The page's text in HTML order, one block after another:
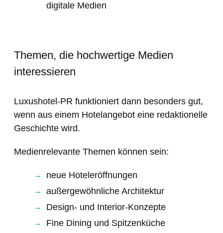
digitale Medien
Themen, die hochwertige Medien
interessieren
Luxushotel-PR funktioniert dann besonders gut,
wenn aus einem Hotelangebot eine redaktionelle
Geschichte wird.
Medienrelevante Themen können sein:
neue Hoteleröffnungen
außergewöhnliche Architektur
Design- und Interior-Konzepte
Fine Dining und Spitzenküche